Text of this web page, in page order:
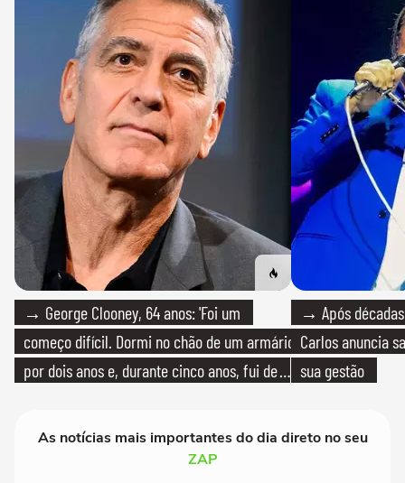
→ George Clooney, 64 anos: 'Foi um
começo difícil. Dormi no chão de um armário
por dois anos e, durante cinco anos, fui de
→ Após
Carlos anuncia
sua gestão
As notícias mais importantes do dia direto no seu
ZAP